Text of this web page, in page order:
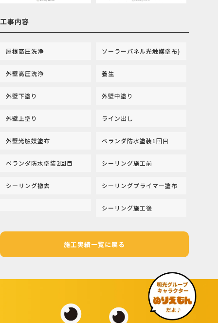
工事内容
屋根高圧洗浄 ソーラーパネル光触媒塗布}
外壁高圧洗浄 養生
外壁下塗り 外壁中塗り
外壁上塗り ライン出し
外壁光触媒塗布 ベランダ防水塗装1回目
ベランダ防水塗装2回目 シーリング施工前
シーリング撤去 シーリングプライマー塗布
シーリング施工後
施工実績一覧に戻る